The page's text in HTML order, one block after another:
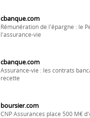
cbanque.com
Rémunération de l'épargne : le
l'assurance-vie
cbanque.com
Assurance-vie : les contrats
recette
boursier.com
CNP Assurances place 500 M€